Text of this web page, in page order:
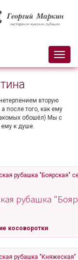
Toggle
вторую
после того, как ему
обошёл) Мы с
к душе.
рубашка
косоворотки